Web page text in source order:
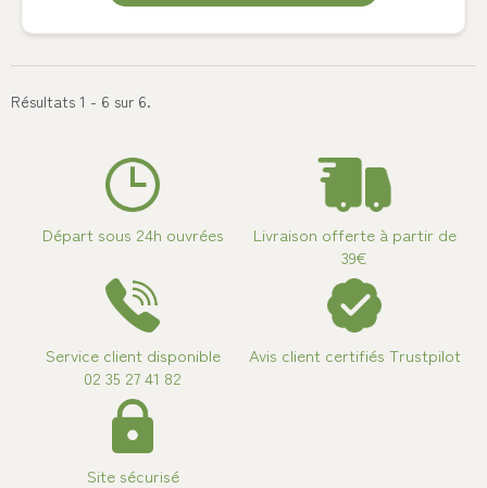
Résultats 1 - 6 sur 6.
Départ sous 24h ouvrées
Livraison offerte à partir de
39€
Service client disponible
02 35 27 41 82
Avis client certifiés Trustpilot
Site sécurisé